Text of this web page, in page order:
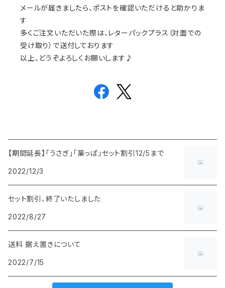
メールが届きましたら、ポストを確認いただけると助かりま
す
多くご注文いただいた際は、レターパックプラス（対面での
受け取り）で送付しております
以上、どうぞよろしくお願いします♪
【期間延長】「うさぎ」「葉っぱ」セット割引12/5まで
2022/12/3
セット割引、終了いたしました
2022/8/27
送料 据え置きについて
2022/7/15